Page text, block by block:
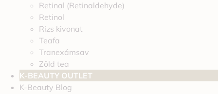
Retinal (Retinaldehyde)
Retinol
Rizs kivonat
Teafa
Tranexámsav
Zöld tea
K-BEAUTY OUTLET
K-Beauty Blog